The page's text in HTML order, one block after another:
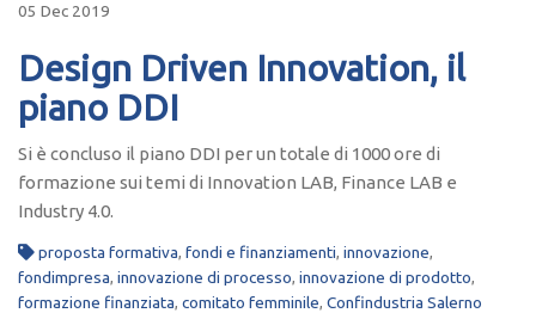
05 Dec 2019
Design Driven Innovation, il
piano DDI
Si è concluso il piano DDI per un totale di 1000 ore di
formazione sui temi di Innovation LAB, Finance LAB e
Industry 4.0.
proposta formativa, fondi e finanziamenti, innovazione,
fondimpresa, innovazione di processo, innovazione di prodotto,
formazione finanziata, comitato femminile, Confindustria Salerno